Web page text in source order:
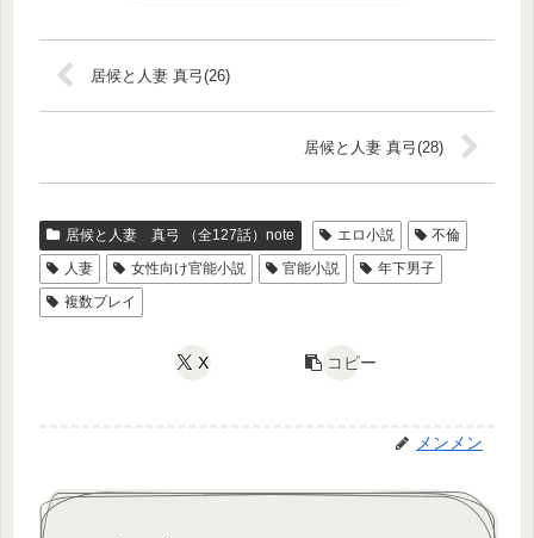
居候と人妻 真弓(26)
居候と人妻 真弓(28)
居候と人妻 真弓 （全127話）note エロ小説
不倫
人妻
女性向け官能小説 官能小説
年下男子
複数プレイ
X コピー
メンメン